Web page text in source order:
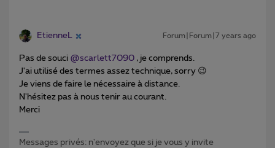
EtienneL Forum|Forum|7 years ago
Pas de souci @scarlett7090 , je comprends.
J'ai utilisé des termes assez technique, sorry 😉
Je viens de faire le nécessaire à distance.
N'hésitez pas à nous tenir au courant.
Merci
Messages privés: n'envoyez que si je vous y invite